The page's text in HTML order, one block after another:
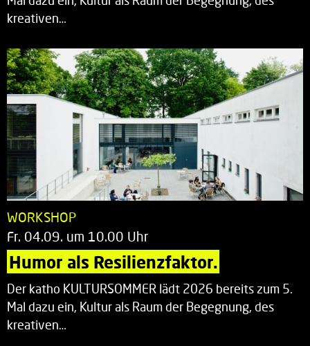
kreativen…
WORKSHOP
Fr. 04.09. um 10.00 Uhr
Humor als Resilienzfaktor.
Der katho KULTURSOMMER lädt 2026 bereits zum 5.
Mal dazu ein, Kultur als Raum der Begegnung, des
kreativen…